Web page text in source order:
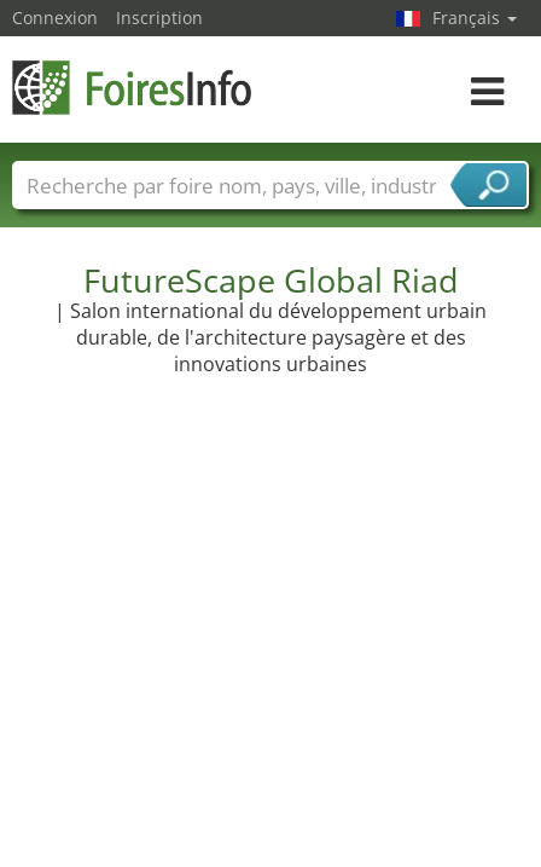
FutureScape Global Riad
| Salon international du développement urbain
durable, de l'architecture paysagère et des
innovations urbaines
Connexion Inscription Français
Toggle
Foire noms Pays Villes
Secteurs de foire